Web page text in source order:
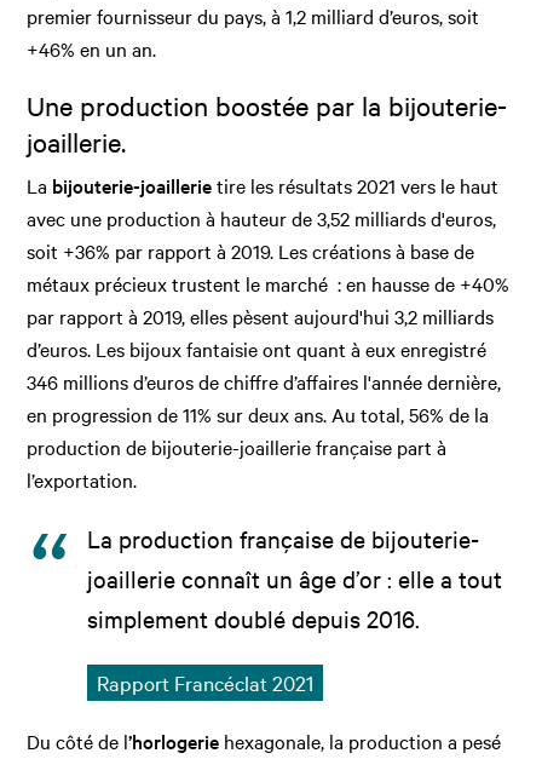
premier fournisseur du pays, à 1,2 milliard d’euros, soit
+46% en un an.
Une production boostée par la bijouterie-
joaillerie.
La bijouterie-joaillerietire les résultats 2021 vers le haut
avec une production à hauteur de 3,52 milliards d'euros,
soit +36% par rapport à 2019. Les créations à base de
métaux précieux trustent le marché : en hausse de +40%
par rapport à 2019, elles pèsent aujourd'hui 3,2 milliards
d’euros. Les bijoux fantaisie ont quant à eux enregistré
346 millions d’euros de chiffre d’affaires l'année dernière,
en progression de 11% sur deux ans. Au total, 56% de la
production de bijouterie-joaillerie française part à
l’exportation.
La production française de bijouterie-
joaillerie connaît un âge d’or : elle a tout
simplement doublé depuis 2016.
Rapport Francéclat 2021
Du côté de l’horlogerie hexagonale, la production a pesé